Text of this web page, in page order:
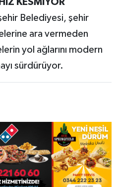
Belediyesi, şehir
ara vermeden
yol ağlarını modern
sürdürüyor.